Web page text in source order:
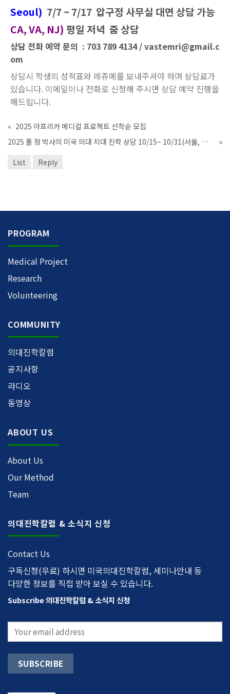
Seoul) 7/7 ~ 7/17 압구정 사무실 대면 상담 가능
CA, VA, NJ) 평일 저녁 줌 상담
상담 전화 예약 문의 : 703 789 4134 / vastemri@gmail.c
om
상담시 학생의 성적표와 레쥬메를 보내주셔야 하며 상담료가
있습니다. 이메일이나 전화로 신청해 주시면 상담 예약 진행을
해드립니다.
« 2025 아프리카 메디컬 프로젝트 선착순 모집
2025 폴 정 박사의 미국 의대 치대 진학 상담 10/15~ 10/31(서울, 미국)
»
List
Reply
PROGRAM
Medical Project
Research
Volunteering
COMMUNITY
의대진학칼럼
공지사항
라디오
동영상
ABOUT US
About Us
Our Method
Team
의대진학칼럼 & 소식지 신청
Contact Us
구독신청(무료) 하시면 미국의대진학칼럼, 세미나안내 등
다양한 정보를 직접 받아 보실 수 있습니다.
Subscribe 의대진학칼럼 & 소식지 신청